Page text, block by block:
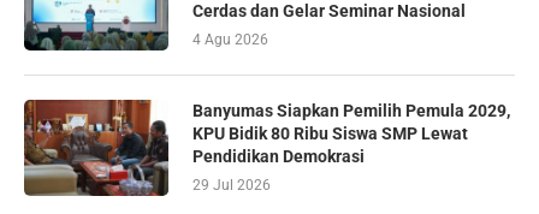
Cerdas dan Gelar Seminar Nasional
4 Agu 2026
Banyumas Siapkan Pemilih Pemula 2029,
KPU Bidik 80 Ribu Siswa SMP Lewat
Pendidikan Demokrasi
29 Jul 2026